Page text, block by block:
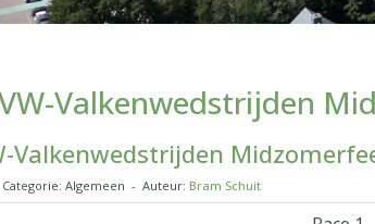
Valkenwedstrijden
Valkenwedstrijden
Algemeen - Auteur: Bram Schuit